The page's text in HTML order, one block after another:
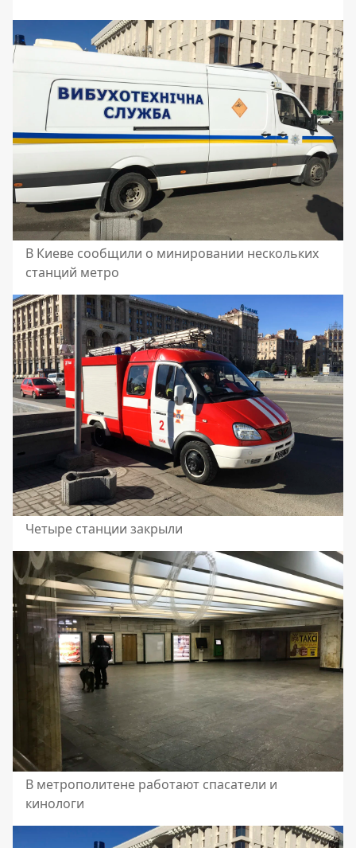
В Киеве сообщили о минировании нескольких
станций метро
Четыре станции закрыли
В метрополитене работают спасатели и
кинологи